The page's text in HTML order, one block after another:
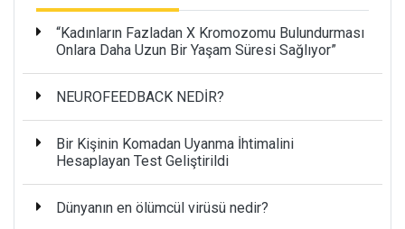
“Kadınların Fazladan X Kromozomu Bulundurması
Onlara Daha Uzun Bir Yaşam Süresi Sağlıyor”
NEUROFEEDBACK NEDİR?
Bir Kişinin Komadan Uyanma İhtimalini
Hesaplayan Test Geliştirildi
Dünyanın en ölümcül virüsü nedir?